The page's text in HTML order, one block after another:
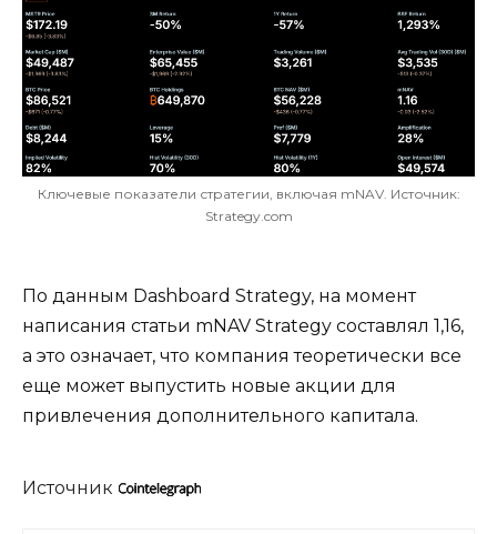
Ключевые показатели стратегии, включая mNAV. Источник:
Strategy.com
По данным Dashboard Strategy, на момент
написания статьи mNAV Strategy составлял 1,16,
а это означает, что компания теоретически все
еще может выпустить новые акции для
привлечения дополнительного капитала.
Источник